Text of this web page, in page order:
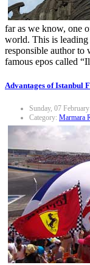
far as we know, one
world. This is leading
responsible author
famous epos called
Advantages of Istanbul
Sunday, 07
Category: Marmara